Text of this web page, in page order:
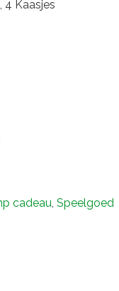
Kaasjes
cadeau ,Speelgoed